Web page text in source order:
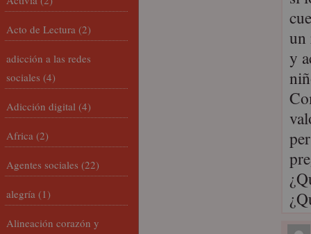
un
y
Acto de Lectura (2)
adicción a las redes
sociales (4)
Adicción digital (4)
Africa (2)
Agentes sociales (22)
alegría (1)
Alineación corazón y